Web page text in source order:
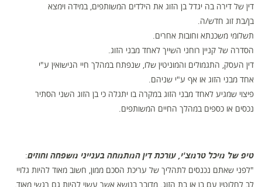
דין של דירה בה יגדל בן הזוג את הילדים המשותפים, במידה וימצא
בן/בת זוג חדש/ה.
תשלומי משכנתא וחובות אחרים.
הסדרה של קניין רוחני השייך לאחד מבני הזוג.
דין העסק, התגמולים והמוניטין שלו, שנפתח במהלך חיי הנישואין ע"י
אחד מבני הזוג או אף ע"י שניהם.
פיצוי שמגיע לאחד מבני הזוג במקרה בו יתגלה כי בן הזוג השני הסתיר
נכסים או כספים במהלך החיים המשותפים.
טיפ של מיכל טרמצ'י, עורכת דין המתמחה בענייני משפחה וחוזים:
"לפני שאתם נכנסים לתהליך של עריכת הסכם ממון, חשוב מאוד להיות גלויי
לב לחלוטין עם בן או בת הזוג. מדובר בנושא אשר עשוי להיות גם רגשי מאוד,